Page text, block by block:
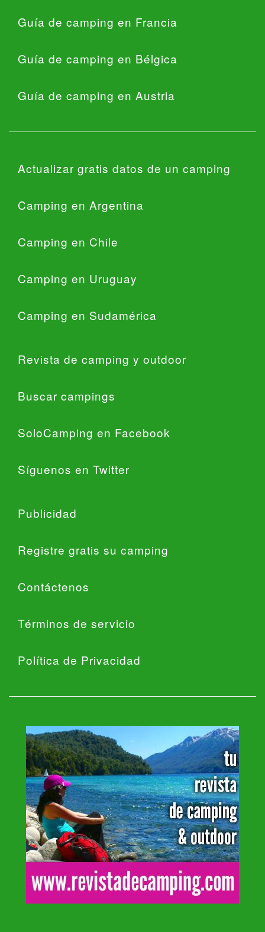
Guía de camping en Francia
Guía de camping en Bélgica
Guía de camping en Austria
Actualizar gratis datos de un camping
Camping en Argentina
Camping en Chile
Camping en Uruguay
Camping en Sudamérica
Revista de camping y outdoor
Buscar campings
SoloCamping en Facebook
Síguenos en Twitter
Publicidad
Registre gratis su camping
Contáctenos
Términos de servicio
Política de Privacidad